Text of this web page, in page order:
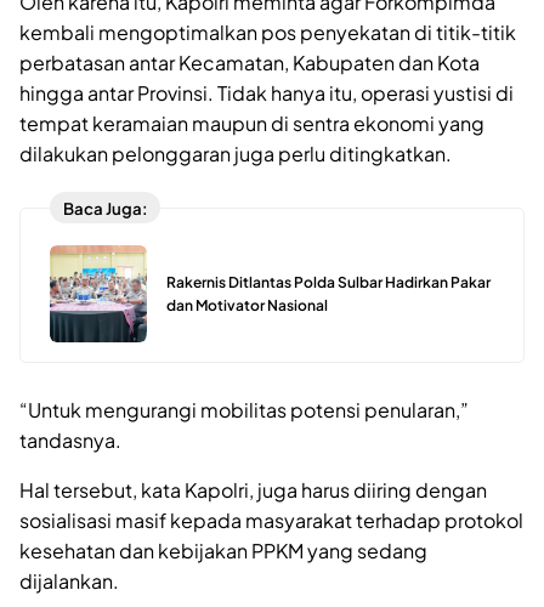
kembali mengoptimalkan pos penyekatan di titik-titik
perbatasan antar Kecamatan, Kabupaten dan Kota
hingga antar Provinsi. Tidak hanya itu, operasi yustisi di
tempat keramaian maupun di sentra ekonomi yang
dilakukan pelonggaran juga perlu ditingkatkan.
Baca Juga:
Rakernis Ditlantas Polda Sulbar Hadirkan Pakar
dan Motivator Nasional
“Untuk mengurangi mobilitas potensi penularan,”
tandasnya.
Hal tersebut, kata Kapolri, juga harus diiring dengan
sosialisasi masif kepada masyarakat terhadap protokol
kesehatan dan kebijakan PPKM yang sedang
dijalankan.